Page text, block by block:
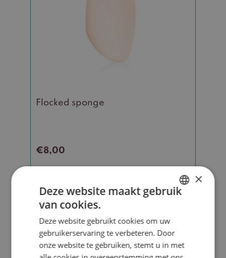
Flocked sponge
€8,00
product
heeft
×
Deze website maakt gebruik
van cookies.
Deze website gebruikt cookies om uw
gebruikerservaring te verbeteren. Door
onze website te gebruiken, stemt u in met